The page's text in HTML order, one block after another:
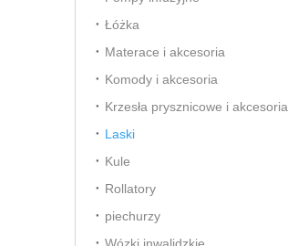
Łóżka
Materace i akcesoria
Komody i akcesoria
Krzesła prysznicowe i akcesoria
Laski
Kule
Rollatory
piechurzy